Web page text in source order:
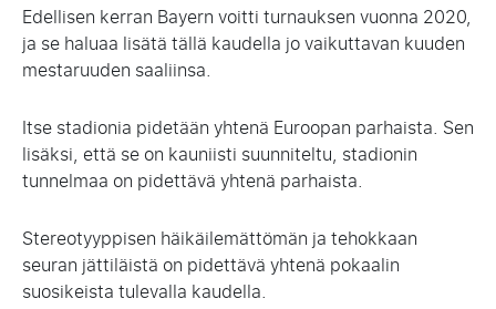
Edellisen kerran Bayern voitti turnauksen vuonna 2020,
ja se haluaa lisätä tällä kaudella jo vaikuttavan kuuden
mestaruuden saaliinsa.
Itse stadionia pidetään yhtenä Euroopan parhaista. Sen
lisäksi, että se on kauniisti suunniteltu, stadionin
tunnelmaa on pidettävä yhtenä parhaista.
Stereotyyppisen häikäilemättömän ja tehokkaan
seuran jättiläistä on pidettävä yhtenä pokaalin
suosikeista tulevalla kaudella.